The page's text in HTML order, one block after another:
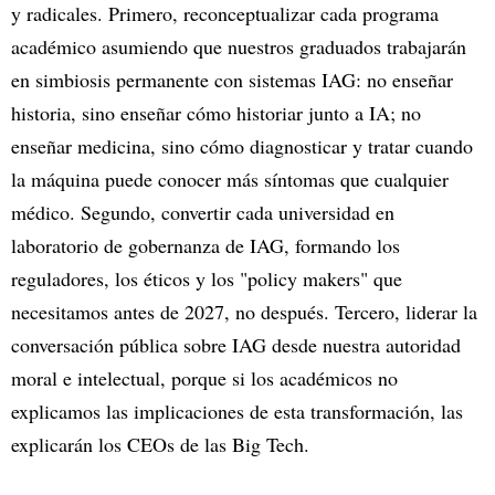
y radicales. Primero, reconceptualizar cada programa
académico asumiendo que nuestros graduados trabajarán
en simbiosis permanente con sistemas IAG: no enseñar
historia, sino enseñar cómo historiar junto a IA; no
enseñar medicina, sino cómo diagnosticar y tratar cuando
la máquina puede conocer más síntomas que cualquier
médico. Segundo, convertir cada universidad en
laboratorio de gobernanza de IAG, formando los
reguladores, los éticos y los "policy makers" que
necesitamos antes de 2027, no después. Tercero, liderar la
conversación pública sobre IAG desde nuestra autoridad
moral e intelectual, porque si los académicos no
explicamos las implicaciones de esta transformación, las
explicarán los CEOs de las Big Tech.